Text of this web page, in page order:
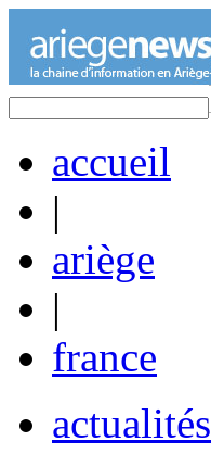
accueil
|
ariège
|
france
actualités